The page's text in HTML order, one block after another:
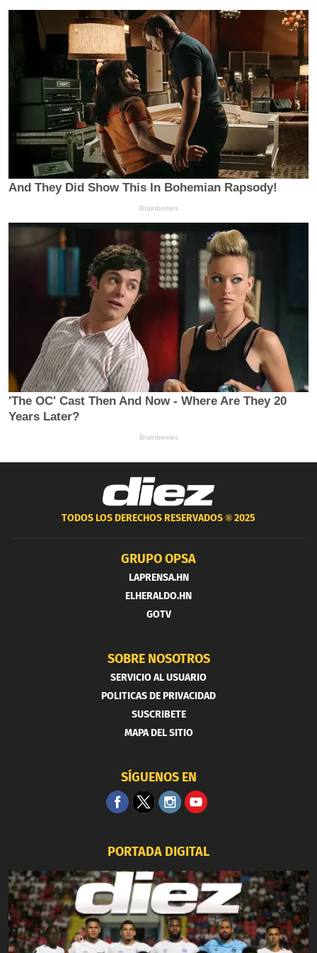
TODOS LOS DERECHOS RESERVADOS ®2025
GRUPO OPSA
LAPRENSA.HN
ELHERALDO.HN
GOTV
SOBRE NOSOTROS
SERVICIO AL USUARIO
POLITICAS DE PRIVACIDAD
SUSCRIBETE
MAPA DEL SITIO
SÍGUENOS EN
PORTADA DIGITAL